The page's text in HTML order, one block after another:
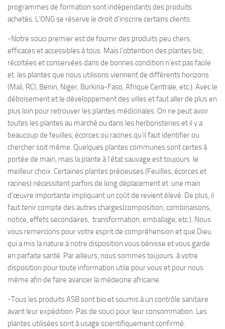
programmes de formation sont indépendants des produits
achetés. L’ONG se réserve le droit d’inscrire certains clients.
-Notre souci premier est de fournir des produits peu chers,
efficaces et accessibles à tous. Mais l’obtention des plantes bio,
récoltées et conservées dans de bonnes condition n’est pas facile
et les plantes que nous utilisons viennent de différents horizons
(Mali, RCI, Benin, Niger, Burkina-Faso, Afrique Centrale, etc.). Avec le
déboisement et le développement des villes et faut aller de plus en
plus loin pour retrouver les plantes médicinales. On ne peut avoir
toutes les plantes au marché ou dans les herboristeries et il y a
beaucoup de feuilles, écorces ou racines qu’il faut identifier ou
chercher soit même. Quelques plantes communes sont certes à
portée de main, mais la plante à l’état sauvage est toujours le
meilleur choix. Certaines plantes précieuses (Feuilles, écorces et
racines) nécessitent parfois de long déplacement et une main
d’œuvre importante impliquant un coût de revient élevé. De plus, il
faut tenir compte des autres charges(composition, combinaisons,
notice, effets secondaires, transformation, emballage, etc.). Nous
vous remercions pour votre esprit de compréhension et que Dieu
qui a mis la nature à notre disposition vous bénisse et vous garde
en parfaite santé. Par ailleurs, nous sommes toujours à votre
disposition pour toute information utile pour vous et pour nous
même afin de faire avancer la médecine africaine.
-Tous les produits ASB sont bio et soumis à un contrôle sanitaire
avant leur expédition. Pas de souci pour leur consommation. Les
plantes utilisées sont à usage scientifiquement confirmé.